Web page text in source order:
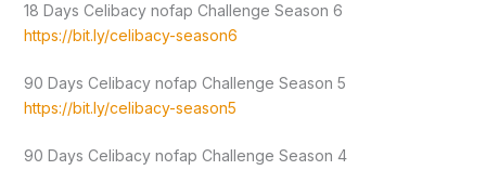
18 Days Celibacy nofap Challenge Season 6
https://bit.ly/celibacy-season6
90 Days Celibacy nofap Challenge Season 5
https://bit.ly/celibacy-season5
90 Days Celibacy nofap Challenge Season 4